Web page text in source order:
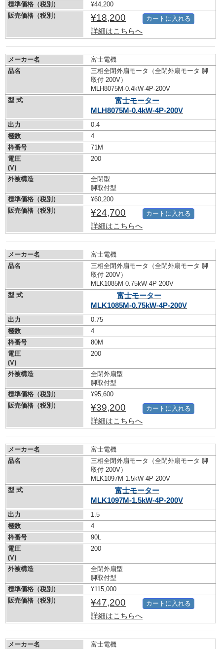
標準価格（税別）
¥44,200
販売価格（税別）
¥18,200
詳細はこちらへ
カートに入れる
メーカー名
富士電機
品名
三相全閉外扇モータ（全閉外扇モータ 脚
取付 200V）
MLH8075M-0.4kW-4P-200V
型 式
富士モーター
MLH8075M-0.4kW-4P-200V
出力
0.4
極数
4
枠番号
71M
電圧
(V)
200
外被構造
全閉型
脚取付型
標準価格（税別）
¥60,200
販売価格（税別）
¥24,700
詳細はこちらへ
カートに入れる
メーカー名
富士電機
品名
三相全閉外扇モータ（全閉外扇モータ 脚
取付 200V）
MLK1085M-0.75kW-4P-200V
型 式
富士モーター
MLK1085M-0.75kW-4P-200V
出力
0.75
極数
4
枠番号
80M
電圧
(V)
200
外被構造
全閉外扇型
脚取付型
標準価格（税別）
¥95,600
販売価格（税別）
¥39,200
詳細はこちらへ
カートに入れる
メーカー名
富士電機
品名
三相全閉外扇モータ（全閉外扇モータ 脚
取付 200V）
MLK1097M-1.5kW-4P-200V
型 式
富士モーター
MLK1097M-1.5kW-4P-200V
出力
1.5
極数
4
枠番号
90L
電圧
(V)
200
外被構造
全閉外扇型
脚取付型
標準価格（税別）
¥115,000
販売価格（税別）
¥47,200
詳細はこちらへ
カートに入れる
メーカー名
富士電機